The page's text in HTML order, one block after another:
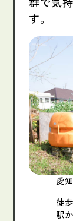
す。
愛
徒
駅